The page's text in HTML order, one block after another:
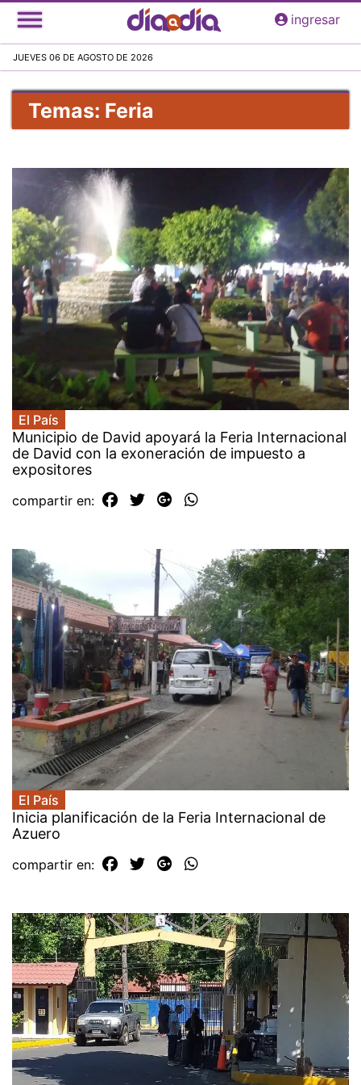
Pasar
al
principal
ingresar
JUEVES 06 DE AGOSTO DE 2026
Temas: Feria
El País
Municipio de David apoyará la Feria Internacional
de David con la exoneración de impuesto a
expositores
compartir en:
El País
Inicia planificación de la Feria Internacional de
Azuero
compartir en: